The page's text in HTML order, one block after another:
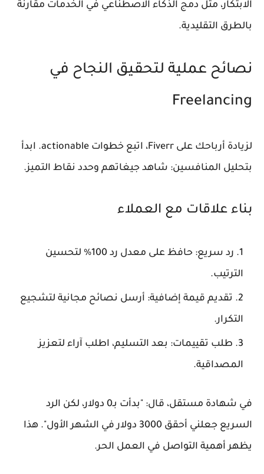
الابتكار، مثل دمج الذكاء الاصطناعي في الخدمات مقارنة
بالطرق التقليدية.
نصائح عملية لتحقيق النجاح في
Freelancing
لزيادة أرباحك على Fiverr، اتبع خطوات actionable. ابدأ
بتحليل المنافسين: شاهد جيغاتهم وحدد نقاط التميز.
بناء علاقات مع العملاء
رد سريع: حافظ على معدل رد 100% لتحسين
الترتيب.
تقديم قيمة إضافية: أرسل نصائح مجانية لتشجيع
التكرار.
طلب تقييمات: بعد التسليم، اطلب آراء لتعزيز
المصداقية.
في شهادة مستقل، قال: "بدأت بـ0 دولار، لكن الرد
السريع جعلني أحقق 3000 دولار في الشهر الأول". هذا
يظهر أهمية التواصل في العمل الحر.